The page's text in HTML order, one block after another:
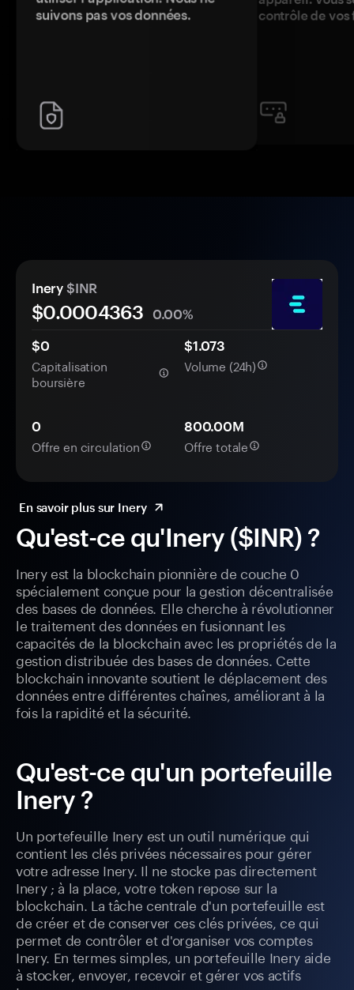
suivons pas vos données.
contrôle de vos
Qu'est-ce qu'Inery ($INR) ?
Inery est la blockchain pionnière de couche 0
spécialement conçue pour la gestion décentralisée
des bases de données. Elle cherche à révolutionner
le traitement des données en fusionnant les
capacités de la blockchain avec les propriétés de la
gestion distribuée des bases de données. Cette
blockchain innovante soutient le déplacement des
données entre différentes chaînes, améliorant à la
fois la rapidité et la sécurité.
Qu'est-ce qu'un portefeuille
Inery ?
Un portefeuille Inery est un outil numérique qui
contient les clés privées nécessaires pour gérer
votre adresse Inery. Il ne stocke pas directement
Inery ; à la place, votre token repose sur la
blockchain. La tâche centrale d'un portefeuille est
de créer et de conserver ces clés privées, ce qui
permet de contrôler et d'organiser vos comptes
Inery. En termes simples, un portefeuille Inery aide
à stocker, envoyer, recevoir et gérer vos actifs
Inery $INR
$0.0004363
0.00%
$0
Capitalisation
boursière
$1.073
Volume (24h)
0
Offre en circulation
800.00M
Offre totale
En savoir plus sur Inery